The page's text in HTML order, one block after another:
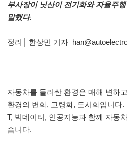
부사장이 닛산이 전기화와 자율주
말했다.
정리│ 한상민 기자
자동차를 둘러싼 환경은 매해 변하
환경의 변화, 고령화, 도시화입니다
T, 빅데이터, 인공지능과 함께 자동
습니다.